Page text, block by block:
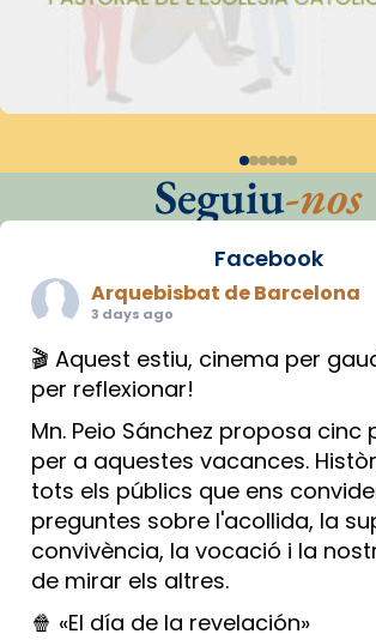
Seguiu-nos
Facebook
Arquebisbat de Barcelona
3 days ago
🎬 Aquest estiu, cinema per
per reflexionar!
Mn. Peio Sánchez proposa cinc
per a aquestes vacances.
tots els públics que ens
preguntes sobre l'acollida, la
convivència, la vocació i la
de mirar els altres.
🍿 «El día de la revelación»